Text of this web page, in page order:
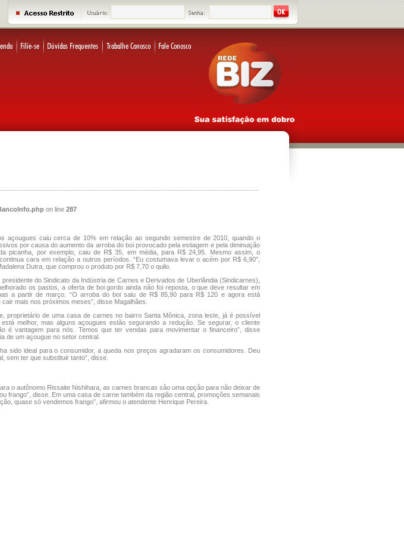
on line 287
açougues caiu cerca de 10% em relação ao segundo semestre de 2010, quando o
por causa do aumento da arroba do boi provocado pela estiagem e pela diminuição
picanha, por exemplo, caiu de R$ 35, em média, para R$ 24,95. Mesmo assim, o
cara em relação a outros períodos. “Eu costumava levar o acém por R$ 6,90”,
Dutra, que comprou o produto por R$ 7,70 o quilo.
do Sindicato da Indústria de Carnes e Derivados de Uberlândia (Sindicarnes),
os pastos, a oferta de boi gordo ainda não foi reposta, o que deve resultar em
a partir de março. “O arroba do boi saiu de R$ 85,90 para R$ 120 e agora está
mais nos próximos meses”, disse Magalhães.
proprietário de uma casa de carnes no bairro Santa Mônica, zona leste, já é possível
melhor, mas alguns açougues estão segurando a redução. Se segurar, o cliente
é vantagem para nós. Temos que ter vendas para movimentar o financeiro”, disse
de um açougue no setor central.
sido ideal para o consumidor, a queda nos preços agradaram os consumidores. Deu
sem ter que substituir tanto”, disse.
o autônomo Rissaite Nishihara, as carnes brancas são uma opção para não deixar de
frango”, disse. Em uma casa de carne também da região central, promoções semanais
quase só vendemos frango”, afirmou o atendente Henrique Pereira.